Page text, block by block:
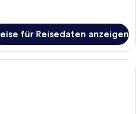
für Reisedaten anzeigen
Ein Hotelzimmer mit zwei